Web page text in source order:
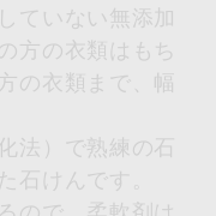
ていない無添加
方の衣類はもち
の衣類まで、幅
法）で熟練の石
石けんです。